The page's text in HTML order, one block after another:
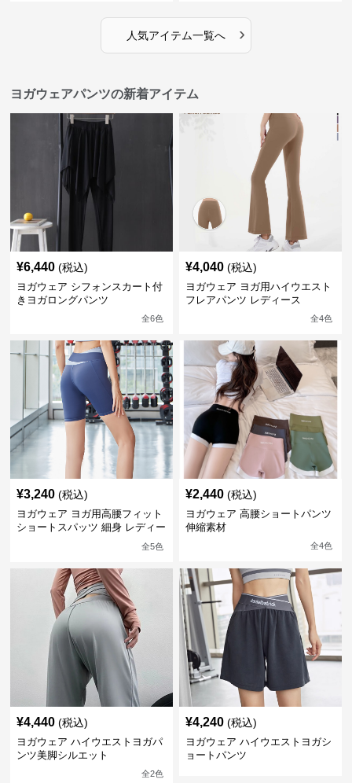
人気アイテム一覧へ ›
ヨガウェアパンツの新着アイテム
¥6,440 (税込)
ヨガウェア シフォンスカート付
きヨガロングパンツ
全6色
¥4,040 (税込)
ヨガウェア ヨガ用ハイウエスト
フレアパンツ レディース
全4色
¥3,240 (税込)
ヨガウェア ヨガ用高腰フィット
ショートスパッツ 細身 レディー
全5色
¥2,440 (税込)
ヨガウェア 高腰ショートパンツ
伸縮素材
全4色
¥4,440 (税込)
ヨガウェア ハイウエストヨガパ
ンツ美脚シルエット
全2色
¥4,240 (税込)
ヨガウェア ハイウエストヨガシ
ョートパンツ